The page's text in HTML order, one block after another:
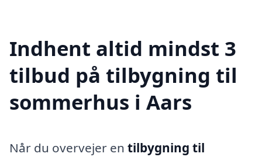
Indhent altid mindst 3
tilbud på tilbygning til
sommerhus i Aars
Når du overvejer en tilbygning til